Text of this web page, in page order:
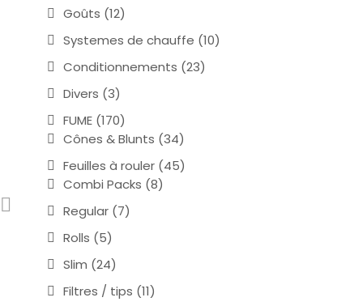
Goûts (12)
Systemes de chauffe (10)
Conditionnements (23)
Divers (3)
FUME (170)
Cônes & Blunts (34)
Feuilles à rouler (45)
Combi Packs (8)
Regular (7)
Rolls (5)
Slim (24)
Filtres / tips (11)